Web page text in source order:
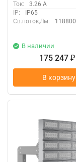
Ток:
3.26 А
IP:
IP65
Св.поток,Лм:
118800
В наличии
175 247 ₽
В корзину